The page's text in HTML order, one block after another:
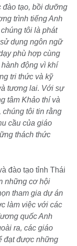
đào tạo, bồi dưỡng
trình tiếng Anh
tôi là phát
dụng ngôn ngữ
phù hợp cùng
động vì khí
tri thức và kỹ
tương lai. Với sự
tâm Khảo thí và
tôi tin rằng
cầu của giáo
thách thức
đào tạo tỉnh Thái
những cơ hội
tham gia dự án
làm việc với các
quốc Anh
ra, các giáo
đạt được những